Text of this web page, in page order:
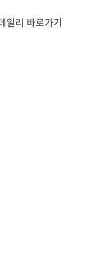
일리 바로가기